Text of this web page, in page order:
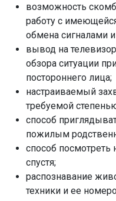
возможность
работу с
обмена сигналами
вывод на
обзора ситуации
постороннего лица;
настраиваемый
требуемой
способ
пожилым
способ
спустя;
распознавание
техники и ее